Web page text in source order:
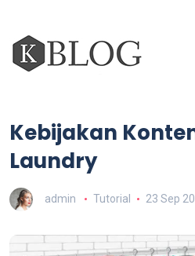
Kebijakan
Laundry
admin Tutorial 23 Sep